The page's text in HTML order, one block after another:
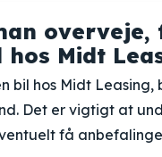
overveje,
Midt
bil hos Midt Leasing,
Det er vigtigt at
få